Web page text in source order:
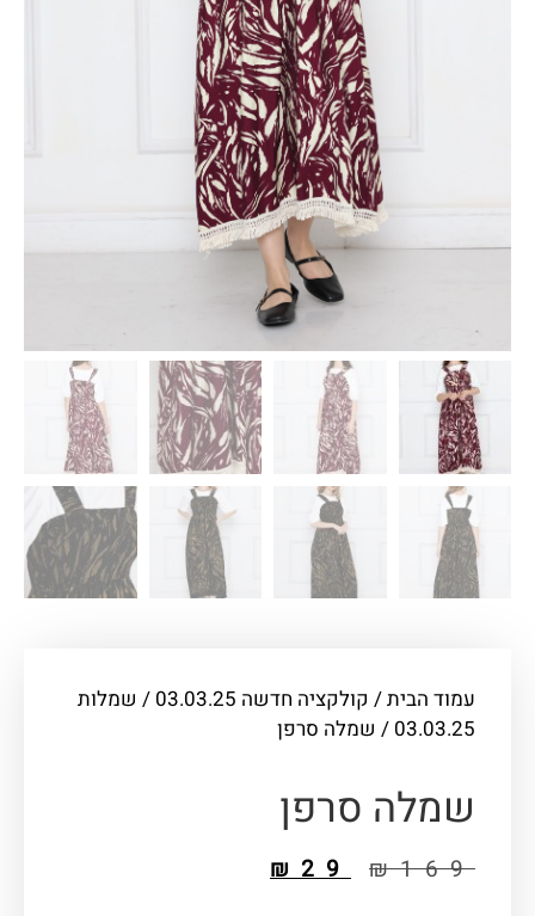
הבית/קולקציה חדשה 03.03.25 /שמלות
/ שמלה סרפן
סרפן
₪
₪29